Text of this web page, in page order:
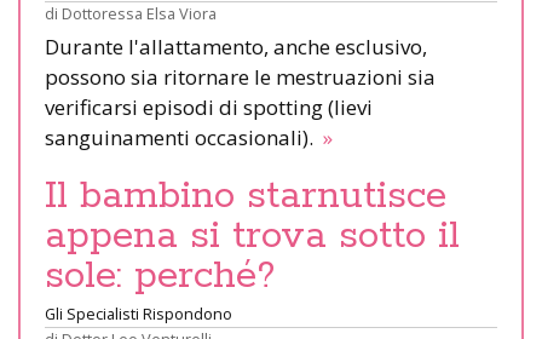
di Dottoressa Elsa Viora
Durante l'allattamento, anche esclusivo,
possono sia ritornare le mestruazioni sia
verificarsi episodi di spotting (lievi
sanguinamenti occasionali). »
Il bambino starnutisce
appena si trova sotto il
sole: perché?
Gli Specialisti Rispondono